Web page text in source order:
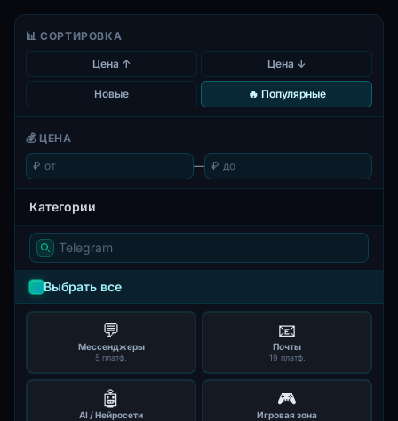
📊 СОРТИРОВКА
Цена ↑ Цена ↓
Новые 🔥 Популярные
💰 ЦЕНА
₽ — ₽
Категории
Выбрать все
💬
Мессенджеры
5 платф.
📧
Почты
19 платф.
🤖
AI / Нейросети
🎮
Игровая зона